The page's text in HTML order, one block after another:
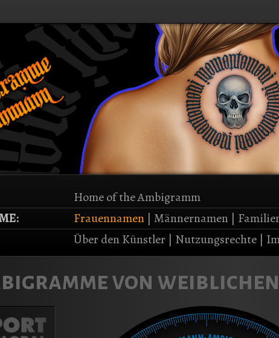
Home of the Ambigramm
Frauennamen | Männernamen |
Über den Künstler | Nutzungsrechte |
von